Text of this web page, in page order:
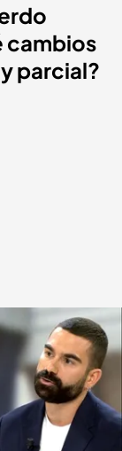
cambios
parcial?
años de